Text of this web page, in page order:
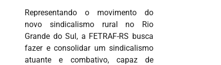
Representando o movimento do
novo sindicalismo rural no Rio
Grande do Sul, a FETRAF-RS busca
fazer e consolidar um sindicalismo
atuante e combativo, capaz de